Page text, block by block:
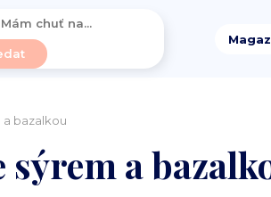
a bazalkou
sýrem a